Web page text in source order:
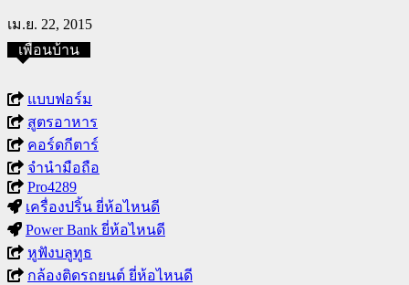
เม.ย. 22, 2015
เพื่อนบ้าน
แบบฟอร์ม
สูตรอาหาร
คอร์ดกีตาร์
จำนำมือถือ
Pro4289
เครื่องปริ้น ยี่ห้อไหนดี
Power Bank ยี่ห้อไหนดี
หูฟังบลูทูธ
กล้องติดรถยนต์ ยี่ห้อไหนดี